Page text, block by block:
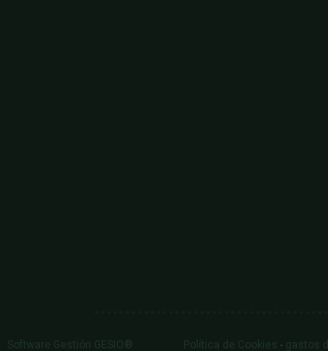
Software Gestión GESIO® Política de Cookies - gastos